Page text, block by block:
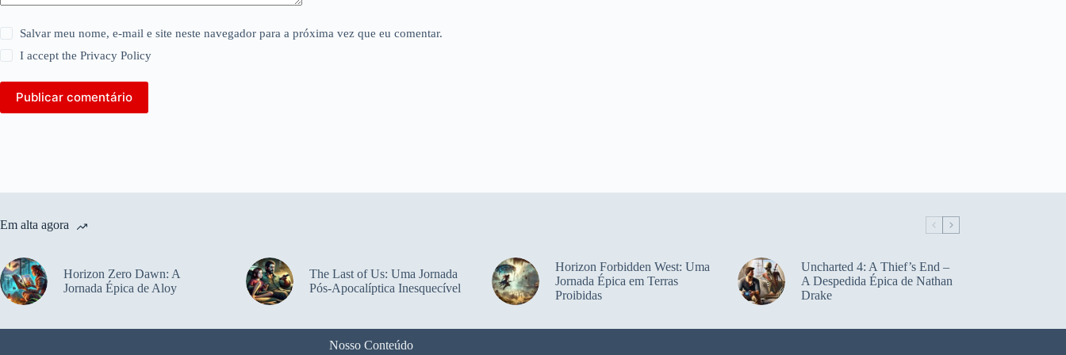
Salvar meu nome, e-mail e site neste navegador para a próxima vez que eu comentar.
I accept thePrivacy Policy
Publicar comentário
Em alta agora
Horizon Zero Dawn: A
Jornada Épica de Aloy
The Last of Us: Uma Jornada
Pós-Apocalíptica Inesquecível
Horizon Forbidden West: Uma
Jornada Épica em Terras
Proibidas
Uncharted 4: A Thief’s End –
A Despedida Épica de Nathan
Drake
Nosso Conteúdo